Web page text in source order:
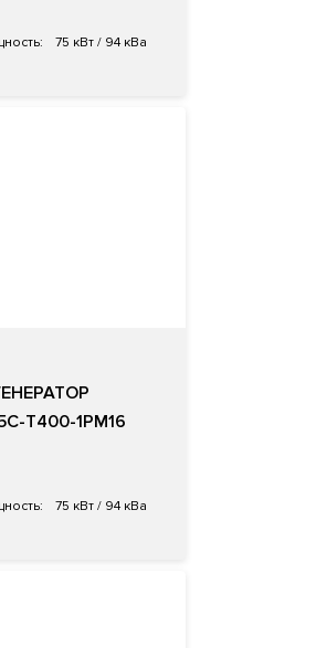
75 кВт / 94 кВа
Т400-1РМ16
75 кВт / 94 кВа